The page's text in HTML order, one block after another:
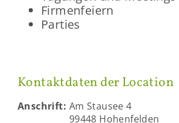
Fir­men­fei­ern
Par­ties
Kon­takt­da­ten der Lo­ca­ti­on
An­schrift: Am Stau­see 4
99448 Ho­hen­fel­den